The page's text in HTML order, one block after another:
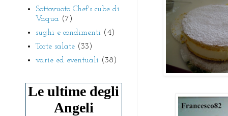
Sottovuoto Chef's cube di
Vaqua (7)
sughi e condimenti (4)
Torte salate (33)
varie ed eventuali (38)
Le ultime degli
Angeli